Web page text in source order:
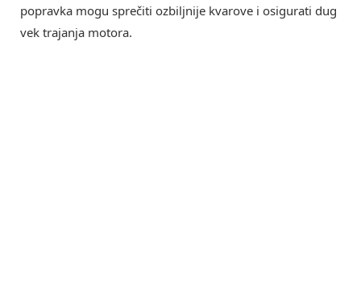
popravka mogu sprečiti ozbiljnije kvarove i osigurati dug
vek trajanja motora.